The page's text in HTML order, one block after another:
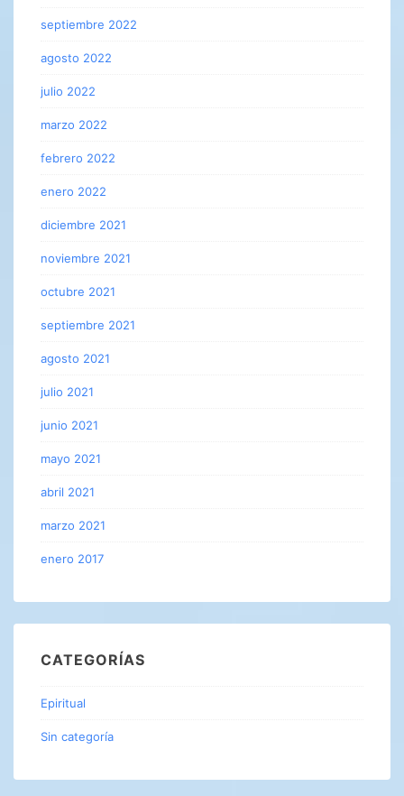
septiembre 2022
agosto 2022
julio 2022
marzo 2022
febrero 2022
enero 2022
diciembre 2021
noviembre 2021
octubre 2021
septiembre 2021
agosto 2021
julio 2021
junio 2021
mayo 2021
abril 2021
marzo 2021
enero 2017
CATEGORÍAS
Epiritual
Sin categoría